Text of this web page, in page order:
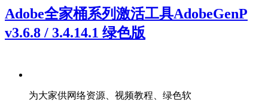
Adobe全家桶系列激活工具AdobeGenP
v3.6.8 / 3.4.14.1 绿色版
为大家供网络资源、视频教程、绿色软